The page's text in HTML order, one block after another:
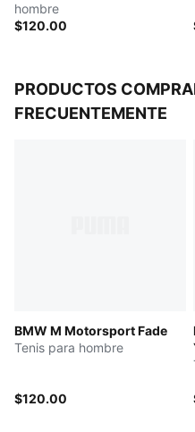
hombre
$120.00
PRODUCTOS
FRECUENTEMENTE
BMW M Motorsport Fade
Tenis para hombre
$120.00